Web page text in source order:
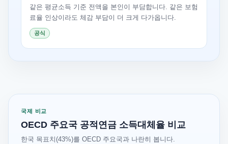
같은 평균소득 기준 전액을 본인이 부담합니다. 같은 보험
료율 인상이라도 체감 부담이 더 크게 다가옵니다.
공식
국제 비교
OECD 주요국 공적연금 소득대체율 비교
한국 목표치(43%)를 OECD 주요국과 나란히 봅니다.